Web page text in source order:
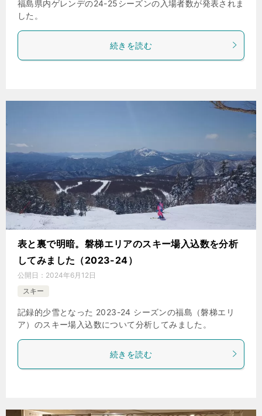
福島県内ゲレンデの24-25シーズンの入場者数が発表されま
した。
続きを読む
表と裏で明暗。磐梯エリアのスキー場入込数を分析
してみました（2023-24）
公開日： 2024年6月12日
スキー
記録的少雪となった 2023-24 シーズンの福島（磐梯エリ
ア）のスキー場入込数について分析してみました。
続きを読む